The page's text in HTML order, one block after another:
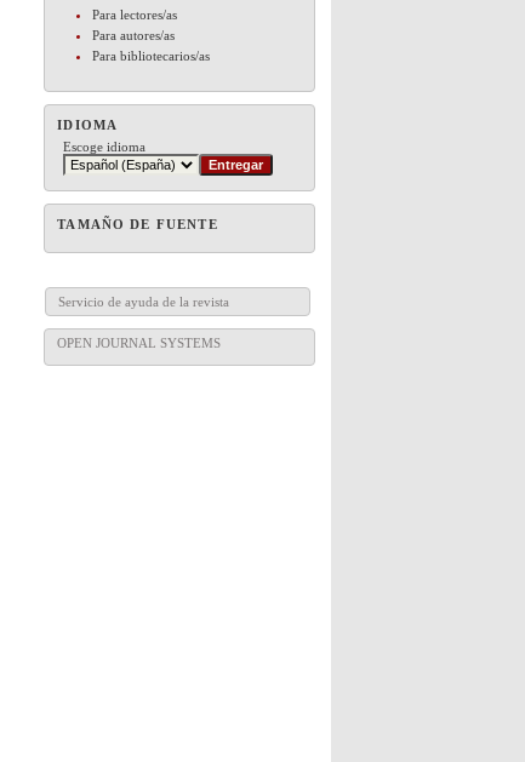
Para lectores/as
Para autores/as
Para bibliotecarios/as
IDIOMA
Escoge idioma
TAMAÑO DE FUENTE
Servicio de ayuda de la revista
OPEN JOURNAL SYSTEMS